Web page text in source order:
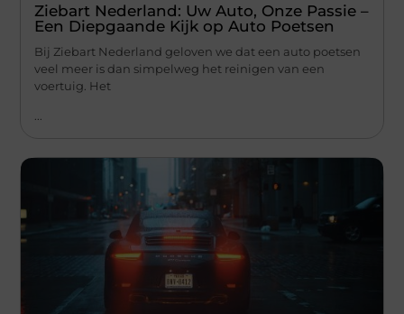
Ziebart Nederland: Uw Auto, Onze Passie –
Een Diepgaande Kijk op Auto Poetsen
Bij Ziebart Nederland geloven we dat een auto poetsen
veel meer is dan simpelweg het reinigen van een
voertuig. Het